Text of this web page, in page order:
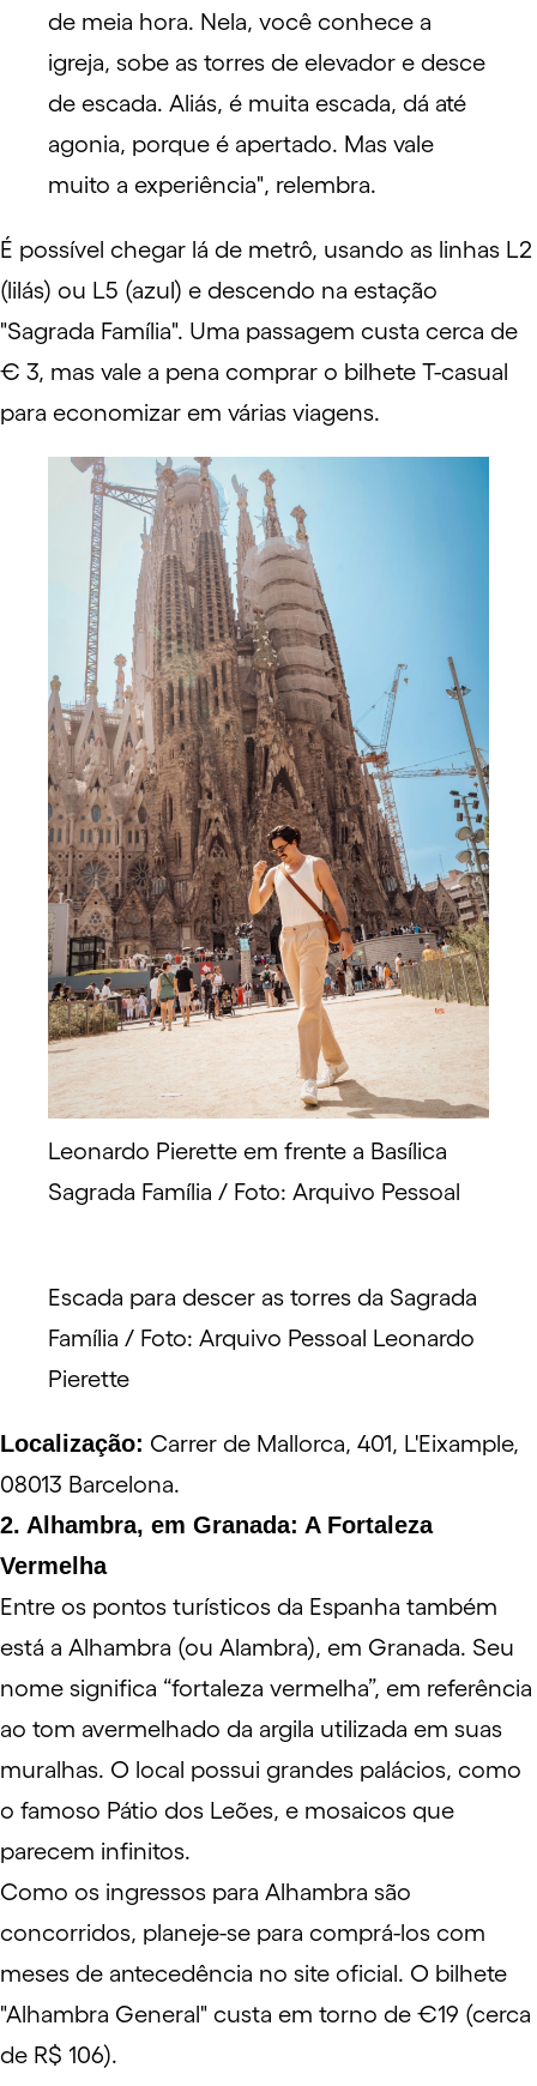
de meia hora. Nela, você conhece a
igreja, sobe as torres de elevador e desce
de escada. Aliás, é muita escada, dá até
agonia, porque é apertado. Mas vale
muito a experiência", relembra.
É possível chegar lá de metrô, usando as linhas L2
(lilás) ou L5 (azul) e descendo na estação
"Sagrada Família". Uma passagem custa cerca de
€ 3, mas vale a pena comprar o bilhete T-casual
para economizar em várias viagens.
Leonardo Pierette em frente a Basílica
Sagrada Família / Foto: Arquivo Pessoal
Escada para descer as torres da Sagrada
Família / Foto: Arquivo Pessoal Leonardo
Pierette
Localização: Carrer de Mallorca, 401, L'Eixample,
08013 Barcelona.
2. Alhambra, em Granada: A Fortaleza
Vermelha
Entre os pontos turísticos da Espanha também
está a Alhambra (ou Alambra), em Granada. Seu
nome significa “fortaleza vermelha”, em referência
ao tom avermelhado da argila utilizada em suas
muralhas. O local possui grandes palácios, como
o famoso Pátio dos Leões, e mosaicos que
parecem infinitos.
Como os ingressos para Alhambra são
concorridos, planeje-se para comprá-los com
meses de antecedência no site oficial. O bilhete
"Alhambra General" custa em torno de €19 (cerca
de R$ 106).